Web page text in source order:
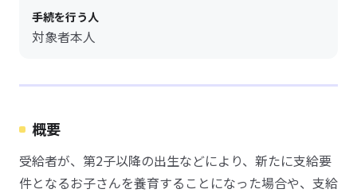
手続を行う人
対象者本人
概要
受給者が、第2子以降の出生などにより、新たに支給要
件となるお子さんを養育することになった場合や、支給